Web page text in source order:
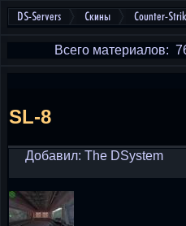
DS-Servers Скины Counter-
Всего материалов:
SL-8
Добавил: The DSystem